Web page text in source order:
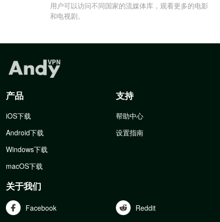
用户可以访问不同国家的流媒体库，观看更多的电影
和电视剧。
产品
iOS下载
Android下载
Windows下载
macOS下载
支持
帮助中心
设置指南
关于我们
Facebook Reddit